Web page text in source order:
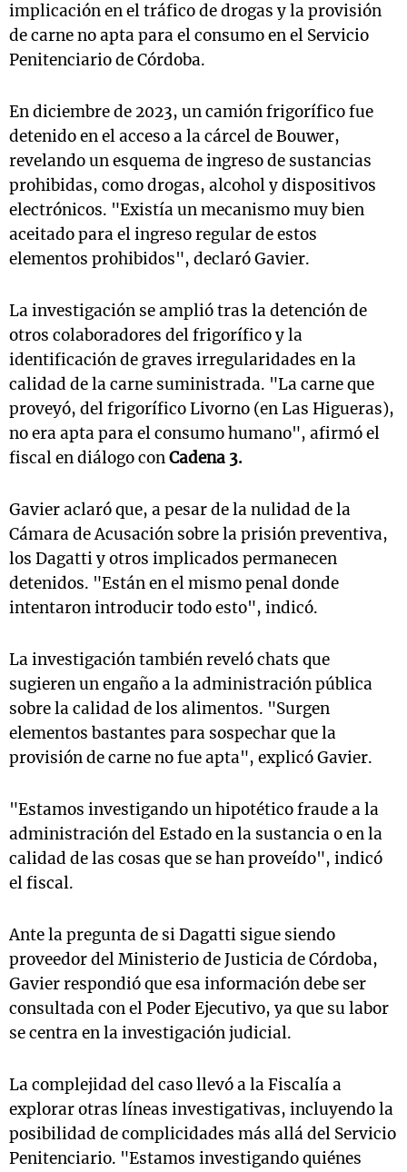
implicación en el tráfico de drogas y la provisión
de carne no apta para el consumo en el Servicio
Penitenciario de Córdoba.
En diciembre de 2023, un camión frigorífico fue
detenido en el acceso a la cárcel de Bouwer,
revelando un esquema de ingreso de sustancias
prohibidas, como drogas, alcohol y dispositivos
electrónicos. "Existía un mecanismo muy bien
aceitado para el ingreso regular de estos
elementos prohibidos", declaró Gavier.
La investigación se amplió tras la detención de
otros colaboradores del frigorífico y la
identificación de graves irregularidades en la
calidad de la carne suministrada. "La carne que
proveyó, del frigorífico Livorno (en Las Higueras),
no era apta para el consumo humano", afirmó el
fiscal en diálogo conCadena 3.
Gavier aclaró que, a pesar de la nulidad de la
Cámara de Acusación sobre la prisión preventiva,
los Dagatti y otros implicados permanecen
detenidos. "Están en el mismo penal donde
intentaron introducir todo esto", indicó.
La investigación también reveló chats que
sugieren un engaño a la administración pública
sobre la calidad de los alimentos. "Surgen
elementos bastantes para sospechar que la
provisión de carne no fue apta", explicó Gavier.
"Estamos investigando un hipotético fraude a la
administración del Estado en la sustancia o en la
calidad de las cosas que se han proveído", indicó
el fiscal.
Ante la pregunta de si Dagatti sigue siendo
proveedor del Ministerio de Justicia de Córdoba,
Gavier respondió que esa información debe ser
consultada con el Poder Ejecutivo, ya que su labor
se centra en la investigación judicial.
La complejidad del caso llevó a la Fiscalía a
explorar otras líneas investigativas, incluyendo la
posibilidad de complicidades más allá del Servicio
Penitenciario. "Estamos investigando quiénes